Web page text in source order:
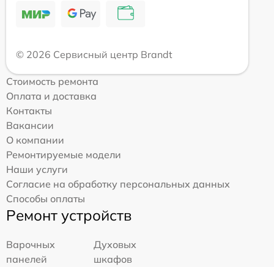
© 2026 Сервисный центр Brandt
Стоимость ремонта
Оплата и доставка
Контакты
Вакансии
О компании
Ремонтируемые модели
Наши услуги
Согласие на обработку персональных данных
Способы оплаты
Ремонт устройств
Варочных
панелей
Духовых
шкафов